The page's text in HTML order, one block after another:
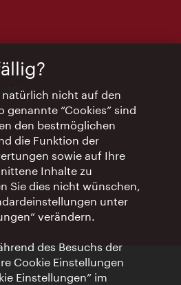
17 Uhr
um die Uhr
nicht auf den
genannte “Cookies” sind
den bestmöglichen
die Funktion der
sowie auf Ihre
Inhalte zu
Sie dies nicht wünschen,
unter
verändern.
des Besuchs der
Cookie Einstellungen
Einstellungen” im